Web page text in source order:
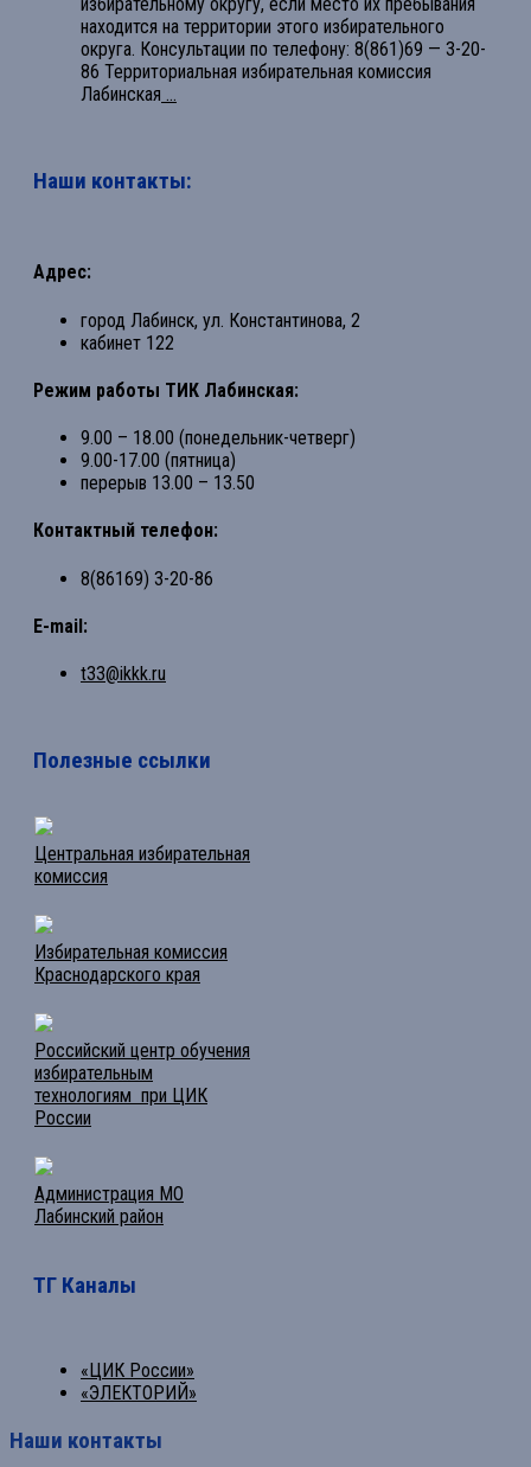
находится на территории этого избирательного
округа. Консультации по телефону: 8(861)69 — 3-20-
86 Территориальная избирательная комиссия
Лабинская ...
Наши контакты:
Адрес:
город Лабинск, ул. Константинова, 2
кабинет 122
Режим работы ТИК Лабинская:
9.00 – 18.00 (понедельник-четверг)
9.00-17.00 (пятница)
перерыв 13.00 – 13.50
Контактный телефон:
8(86169) 3-20-86
E-mail:
t33@ikkk.ru
Полезные ссылки
Центральная избирательная
комиссия
Избирательная комиссия
Краснодарского края
Российский центр обучения
избирательным
технологиям при ЦИК
России
Администрация МО
Лабинский район
ТГ Каналы
«ЦИК России»
«ЭЛЕКТОРИЙ»
Наши контакты